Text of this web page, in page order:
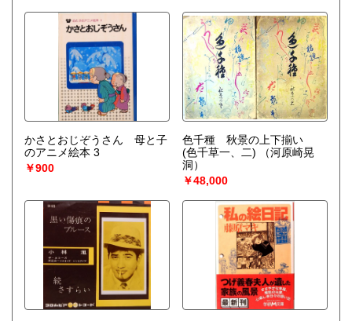
かさとおじぞうさん 母と子
のアニメ絵本 3
￥900
色千種 秋景の上下揃い
(色千草一、二)
（河原崎晃
洞）
￥48,000